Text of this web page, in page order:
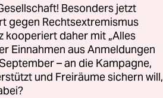
aber
Besonders jetzt
gegen Rechtsextremismus
kooperiert daher mit „Alles
Einnahmen aus Anmeldungen
– an die Kampagne,
und Freiräume sichern will,